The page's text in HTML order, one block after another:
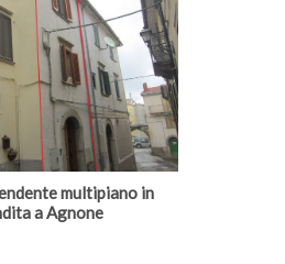
multipiano in
a Agnone